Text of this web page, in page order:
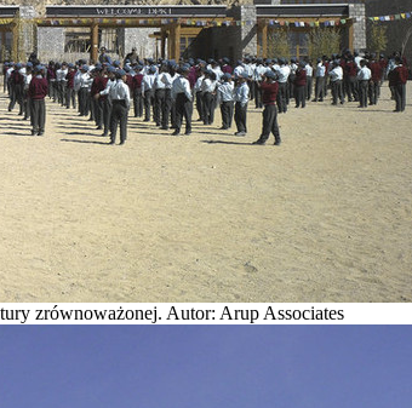
zrównoważonej. Autor: Arup Associates